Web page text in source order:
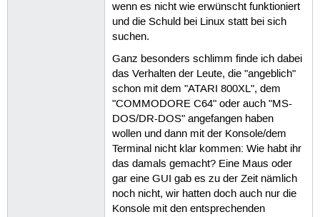
wenn es nicht wie erwünscht funktioniert
und die Schuld bei Linux statt bei sich
suchen.
Ganz besonders schlimm finde ich dabei
das Verhalten der Leute, die "angeblich"
schon mit dem "ATARI 800XL", dem
"COMMODORE C64" oder auch "MS-
DOS/DR-DOS" angefangen haben
wollen und dann mit der Konsole/dem
Terminal nicht klar kommen: Wie habt ihr
das damals gemacht? Eine Maus oder
gar eine GUI gab es zu der Zeit nämlich
noch nicht, wir hatten doch auch nur die
Konsole mit den entsprechenden